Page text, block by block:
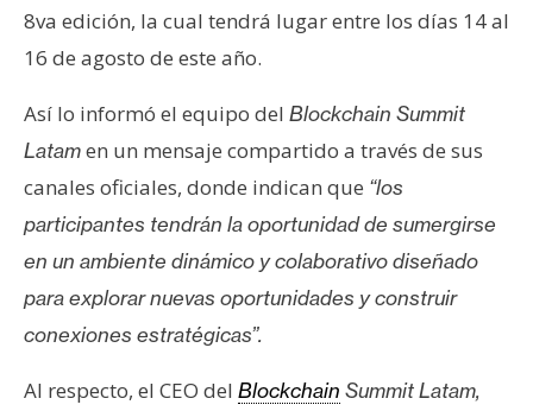
N
o
a
s
d
e
r
e
n
a
8va edición, la cual tendrá lugar entre los días 14 al
16 de agosto de este año.
Así lo informó el equipo del Blockchain Summit
Latamen un mensaje compartido a través de sus
canales oficiales, donde indican que “los
participantes tendrán la oportunidad de sumergirse
en un ambiente dinámico y colaborativo diseñado
para explorar nuevas oportunidades y construir
conexiones estratégicas”.
Al respecto, el CEO del Blockchain Summit Latam,